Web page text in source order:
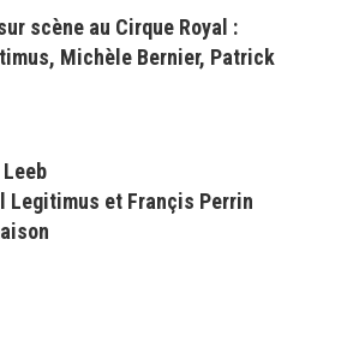
scène au Cirque Royal :
Michèle Bernier, Patrick
Legitimus et Françis Perrin